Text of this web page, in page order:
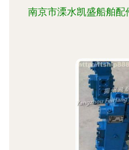
南京市溧水凯盛船舶配